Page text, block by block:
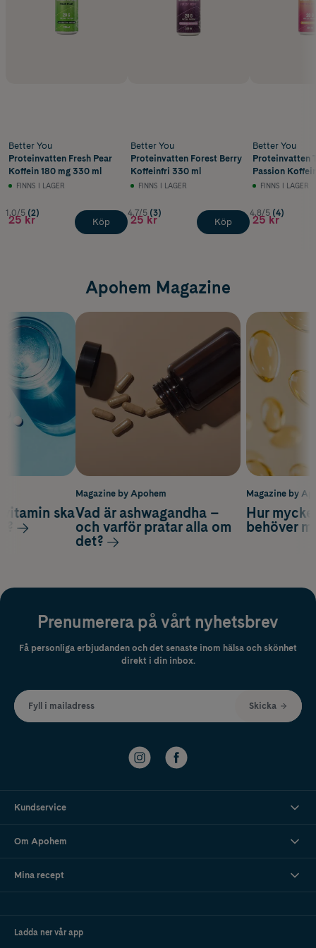
Better You
Proteinvatten Fresh Pear
Koffein 180 mg 330 ml
FINNS I LAGER
1.0/5 (2)
25 kr Köp
Better You
Proteinvatten Forest Berry
Koffeinfri 330 ml
FINNS I LAGER
4.7/5 (3)
25 kr Köp
Better You
Proteinvatten
Passion
FINNS I LAGER
4.8/5 (4)
25 kr
Apohem Magazine
Magazine by
Hur
behöver
ska
Magazine by Apohem
Vad är ashwagandha –
och varför pratar alla om
det?
Prenumerera på vårt nyhetsbrev
Få personliga erbjudanden och det senaste inom hälsa och skönhet
direkt i din inbox.
Fyll i mailadress Skicka
Kundservice
Om Apohem
Mina recept
Ladda ner vår app